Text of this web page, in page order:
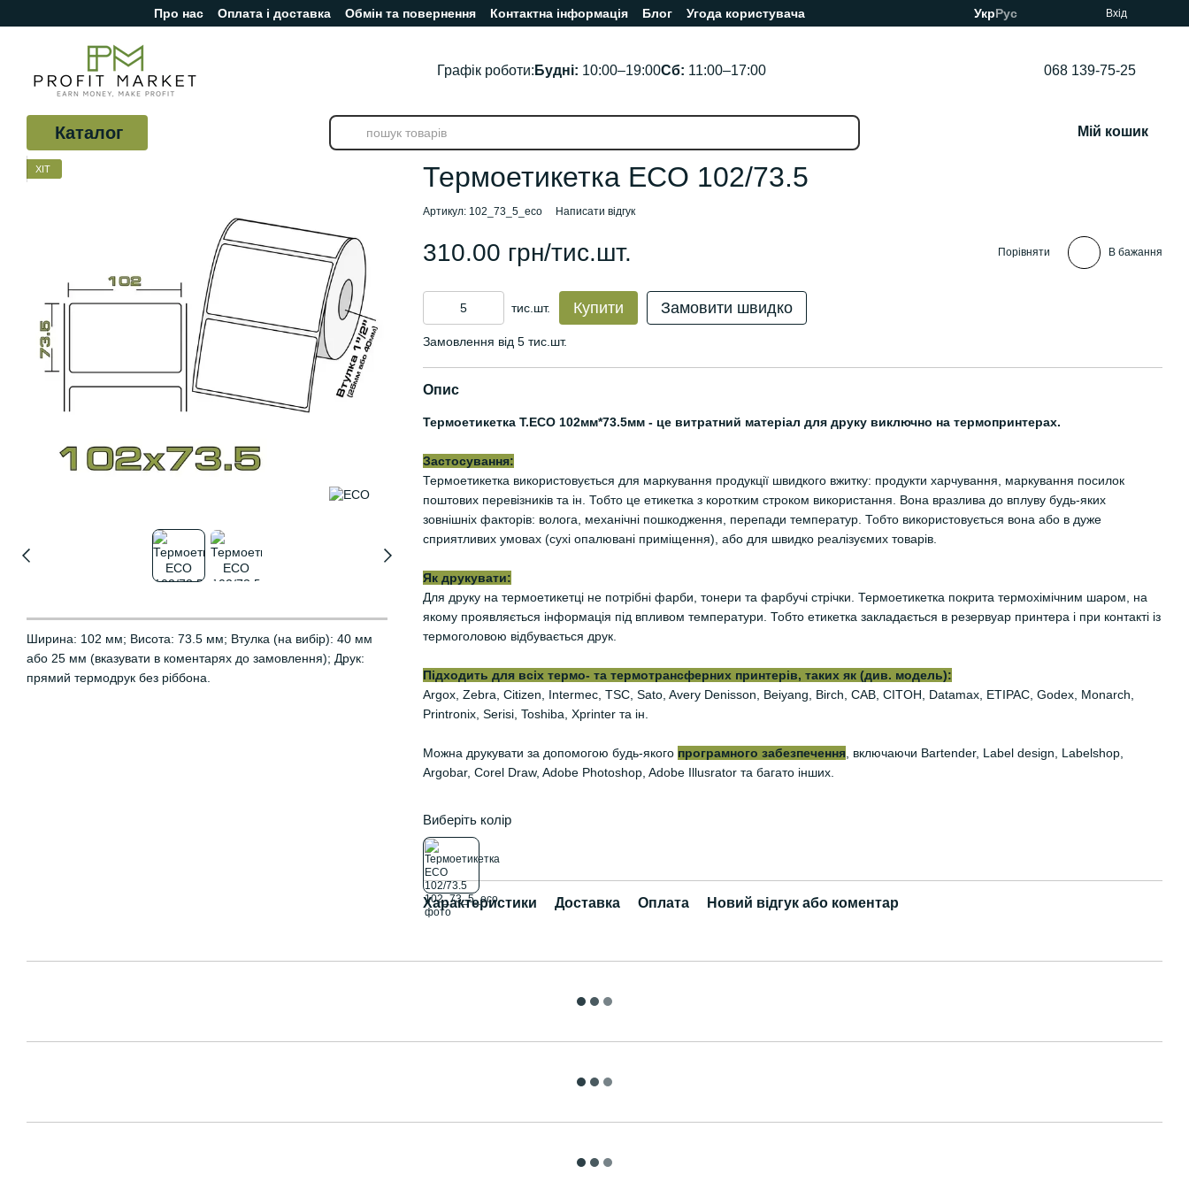
Перейти до основного контенту
Про нас Оплата і доставка Обмін та повернення Контактна інформація Блог
Угода користувача
Відгуки про магазин
УкрРус Вхід
Графік роботи: Будні: 10:00–19:00Сб: 11:00–17:00 068 139-75-25
Каталог Мій кошик
ХІТ
Ширина: 102 мм; Висота: 73.5 мм; Втулка (на вибір): 40 мм
або 25 мм (вказувати в коментарях до замовлення); Друк:
прямий термодрук без ріббона.
Термоетикетка ECO 102/73.5
Артикул: 102_73_5_eco Написати відгук
310.00 грн/тис.шт. Порівняти В бажання
тис.шт. Купити Замовити швидко
Замовлення від 5 тис.шт.
Опис
Термоетикетка Т.ЕСО 102мм*73.5мм - це витратний матеріал для друку виключно на термопринтерах.
Застосування:
Термоетикетка використовується для маркування продукції швидкого вжитку: продукти харчування, маркування посилок
поштових перевізників та ін. Тобто це етикетка з коротким строком використання. Вона вразлива до вплуву будь-яких
зовнішніх факторів: волога, механічні пошкодження, перепади температур. Тобто використовується вона або в дуже
сприятливих умовах (сухі опалювані приміщення), або для швидко реалізуємих товарів.
Як друкувати:
Для друку на термоетикетці не потрібні фарби, тонери та фарбучі стрічки. Термоетикетка покрита термохімічним шаром, на
якому проявляється інформація під впливом температури. Тобто етикетка закладається в резервуар принтера і при контакті із
термоголовою відбувається друк.
Підходить для всіх термо- та термотрансферних принтерів, таких як (див. модель):
Argox, Zebra, Citizen, Intermec, TSC, Sato, Avery Denisson, Beiyang, Birch, CAB, CITOH, Datamax, ETIPAC, Godex, Monarch,
Printronix, Serisi, Toshiba, Xprinter та ін.
Можна друкувати за допомогою будь-якого програмного забезпечення , включаючи Bartender, Label design, Labelshop,
Argobar, Corel Draw, Adobe Photoshop, Adobe Illusrator та багато інших.
Виберіть колір
Характеристики Доставка Оплата Новий відгук або коментар